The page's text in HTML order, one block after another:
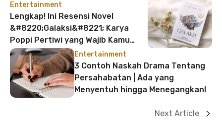
Entertainment
Lengkap! Ini Resensi Novel
&#8220;Galaksi&#8221; Karya
Poppi Pertiwi yang Wajib Kamu
Baca
Entertainment
3 Contoh Naskah Drama Tentang
Persahabatan | Ada yang
Menyentuh hingga Menegangkan!
Next Article